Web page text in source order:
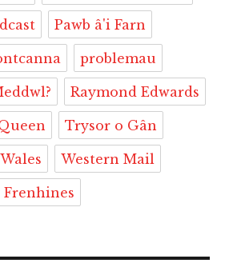
Pawb â'i Farn
problemau
Raymond Edwards
Trysor o Gân
Wales Western Mail
Frenhines